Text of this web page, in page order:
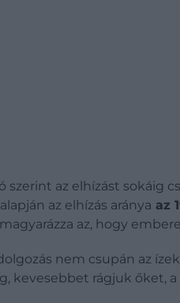
szerint az elhízást sokáig
az elhízás aránya az
az, hogy
nem csupán az
kevesebbet rágjuk őket,